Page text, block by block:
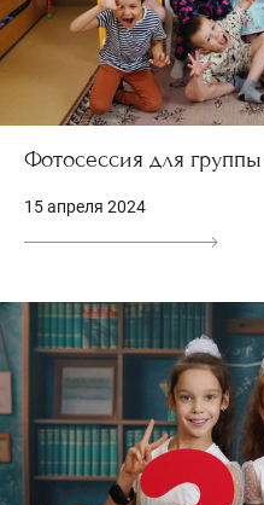
Фотосессия для
15 апреля 2024